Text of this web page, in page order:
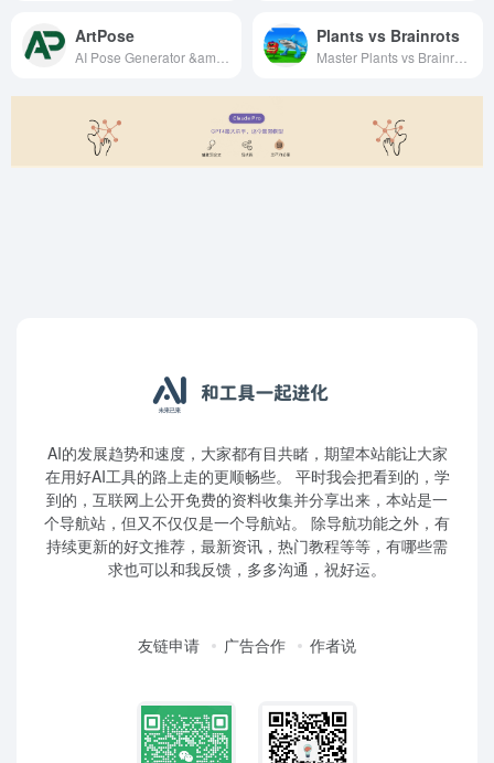
ArtPose Plants vs Brainrots
AI的发展趋势和速度，大家都有目共睹，期望本站能让大家
在用好AI工具的路上走的更顺畅些。 平时我会把看到的，学
到的，互联网上公开免费的资料收集并分享出来，本站是一
个导航站，但又不仅仅是一个导航站。 除导航功能之外，有
持续更新的好文推荐，最新资讯，热门教程等等，有哪些需
求也可以和我反馈，多多沟通，祝好运。
友链申请 广告合作 作者说